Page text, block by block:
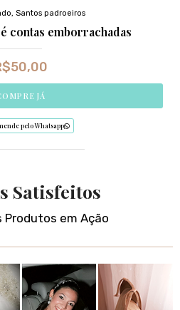
, Santos padroeiros
contas emborrachadas
50,00
JÁ
pelo Whatsapp
Satisfeitos
Produtos em Ação